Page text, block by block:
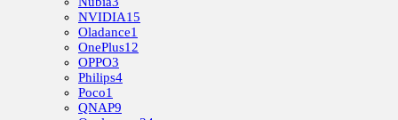
NVIDIA15
Oladance1
OnePlus12
OPPO3
Philips4
Poco1
QNAP9